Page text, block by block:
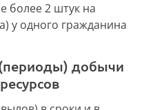
более 2 штук на
у одного гражданина